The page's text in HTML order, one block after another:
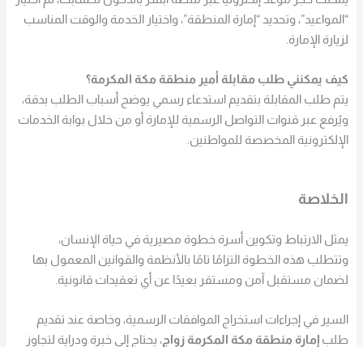
“المواعيد”، وتحديد “إمارة المنطقة”، واختيار الخدمة والوقت المناسب
لزيارة الإمارة.
كيف يمكنني طلب مقابلة أمير منطقة مكة المكرمة؟
يتم طلب المقابلة بتقديم استدعاء رسمي يوضح أسباب الطلب بدقة،
ويُرفع عبر قنوات التواصل الرسمية للإمارة أو من خلال بوابة الخدمات
الإلكترونية المخصصة للمواطنين.
الخلاصة
يمثل الارتباط وتكوين أسرة خطوة مصيرية في حياة الإنسان،
وتتطلب هذه الخطوة التزامًا تامًا بالأنظمة والقوانين المعمول بها
لضمان مستقبل آمن ومستقر بعيدًا عن أي تعقيدات قانونية.
السير في إجراءات استخراج الموافقات الرسمية، وخاصة عند تقديم
طلبإمارة منطقة مكة المكرمة زواج ، يحتاج إلى خبرة ودراية لتجاوز